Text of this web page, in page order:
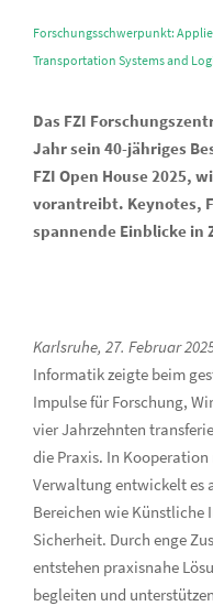
Forschungsschwerpunkt:
Transportation Systems and
Das FZI
Jahr sein 40-jähriges
FZI Open House 2025,
vorantreibt. Keynotes,
spannende Einblicke in
Karlsruhe, 27. Februar
Informatik zeigte beim
Impulse für Forschung,
vier Jahrzehnten
die Praxis. In
Verwaltung entwickelt es
Bereichen wie
Sicherheit. Durch enge
entstehen praxisnahe
begleiten und